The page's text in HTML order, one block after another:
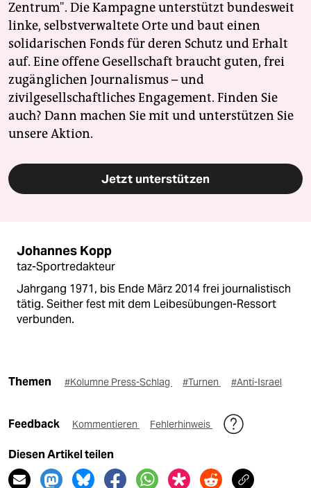
Zentrum". Die Kampagne unterstützt bundesweit
linke, selbstverwaltete Orte und baut einen
solidarischen Fonds für deren Schutz und Erhalt
auf. Eine offene Gesellschaft braucht guten, frei
zugänglichen Journalismus – und
zivilgesellschaftliches Engagement. Finden Sie
auch? Dann machen Sie mit und unterstützen Sie
unsere Aktion.
Jetzt unterstützen
Johannes Kopp
taz-Sportredakteur
Jahrgang 1971, bis Ende März 2014 frei journalistisch
tätig. Seither fest mit dem Leibesübungen-Ressort
verbunden.
Themen #Kolumne Press-Schlag #Turnen #Anti-Israel
Feedback Kommentieren Fehlerhinweis
Diesen Artikel teilen